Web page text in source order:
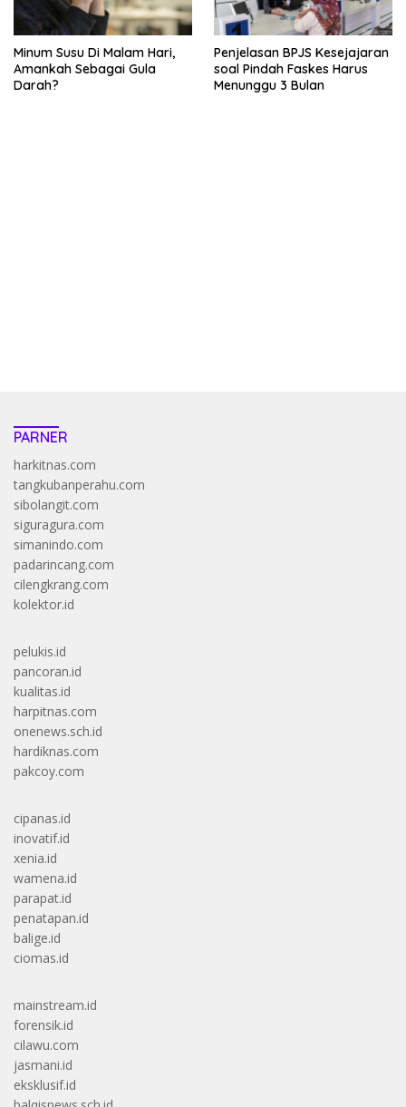
Minum Susu Di Malam Hari,
Amankah Sebagai Gula
Darah?
Penjelasan BPJS Kesejajaran
soal Pindah Faskes Harus
Menunggu 3 Bulan
PARNER
harkitnas.com
tangkubanperahu.com
sibolangit.com
siguragura.com
simanindo.com
padarincang.com
cilengkrang.com
kolektor.id
pelukis.id
pancoran.id
kualitas.id
harpitnas.com
onenews.sch.id
hardiknas.com
pakcoy.com
cipanas.id
inovatif.id
xenia.id
wamena.id
parapat.id
penatapan.id
balige.id
ciomas.id
mainstream.id
forensik.id
cilawu.com
jasmani.id
eksklusif.id